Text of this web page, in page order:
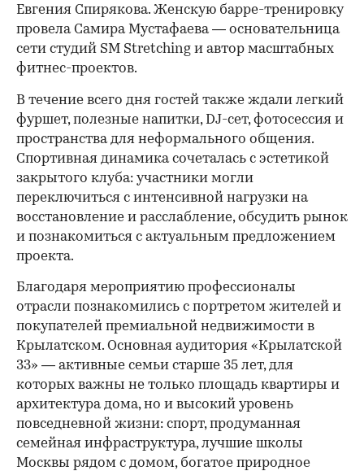
Евгения Спирякова. Женскую барре-тренировку
провела Самира Мустафаева — основательница
сети студий SM Stretching и автор масштабных
фитнес-проектов.
В течение всего дня гостей также ждали легкий
фуршет, полезные напитки, DJ-сет, фотосессия и
пространства для неформального общения.
Спортивная динамика сочеталась с эстетикой
закрытого клуба: участники могли
переключиться с интенсивной нагрузки на
восстановление и расслабление, обсудить рынок
и познакомиться с актуальным предложением
проекта.
Благодаря мероприятию профессионалы
отрасли познакомились с портретом жителей и
покупателей премиальной недвижимости в
Крылатском. Основная аудитория «Крылатской
33» — активные семьи старше 35 лет, для
которых важны не только площадь квартиры и
архитектура дома, но и высокий уровень
повседневной жизни: спорт, продуманная
семейная инфраструктура, лучшие школы
Москвы рядом с домом, богатое природное